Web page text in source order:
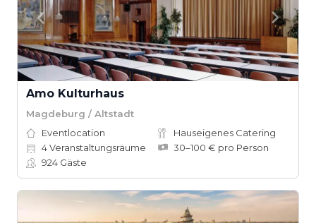
Amo Kulturhaus
Magdeburg / Altstadt
Eventlocation
Hauseigenes Catering
4Veranstaltungsräume
30–100 € pro Person
924 Gäste